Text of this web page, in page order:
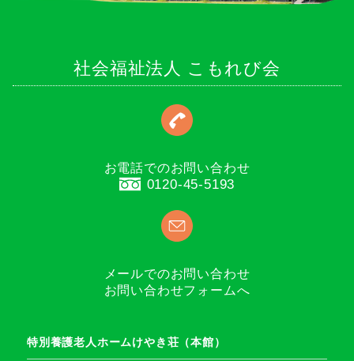
社会福祉法人 こもれび会
お電話でのお問い合わせ
0120-45-5193
メールでのお問い合わせ
お問い合わせフォームへ
特別養護老人ホームけやき荘（本館）